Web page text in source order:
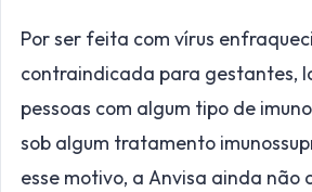
Por ser feita com vírus
contraindicada para gestantes,
pessoas com algum tipo de
sob algum tratamento
esse motivo, a Anvisa ainda não